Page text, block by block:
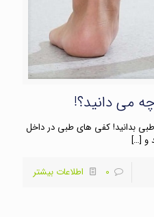
می دانید؟!
بدانید! کفی های طبی در داخل
و […]
0 اطلاعات بیشتر